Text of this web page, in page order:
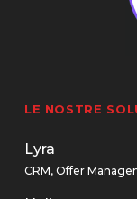
LE NOSTRE
Lyra
CRM, Offer